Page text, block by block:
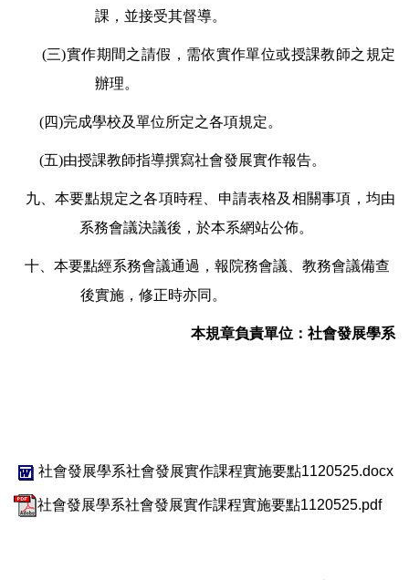
課，並接受其督導。
(三)實作期間之請假，需依實作單位或授課教師之規定
辦理。
(四)完成學校及單位所定之各項規定。
(五)由授課教師指導撰寫社會發展實作報告。
九、本要點規定之各項時程、申請表格及相關事項，均由
系務會議決議後，於本系網站公佈。
十、本要點經系務會議通過，報院務會議、教務會議備查
後實施，修正時亦同。
本規章負責單位：社會發展學系
社會發展學系社會發展實作課程實施要點1120525.docx
社會發展學系社會發展實作課程實施要點1120525.pdf